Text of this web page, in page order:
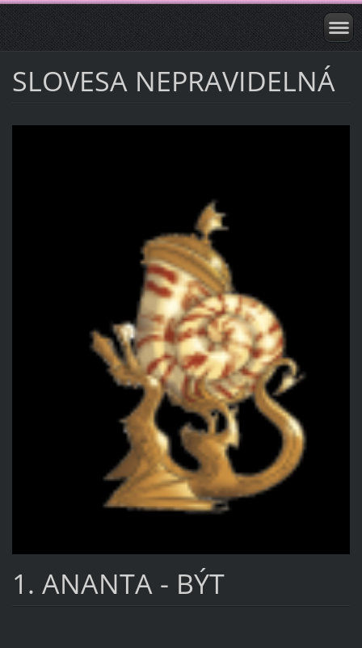
SLOVESA NEPRAVIDELNÁ
1. ANANTA - BÝT